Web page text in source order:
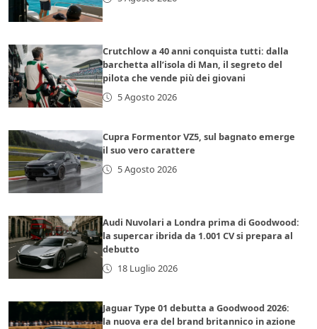
Crutchlow a 40 anni conquista tutti: dalla
barchetta all’isola di Man, il segreto del
pilota che vende più dei giovani
5 Agosto 2026
Cupra Formentor VZ5, sul bagnato emerge
il suo vero carattere
5 Agosto 2026
Audi Nuvolari a Londra prima di Goodwood:
la supercar ibrida da 1.001 CV si prepara al
debutto
18 Luglio 2026
Jaguar Type 01 debutta a Goodwood 2026:
la nuova era del brand britannico in azione